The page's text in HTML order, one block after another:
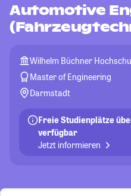
Automotive
Wilhelm Büchner
Master of Engineering
Darmstadt
Freie Studienplätze
verfügbar
Jetzt informieren